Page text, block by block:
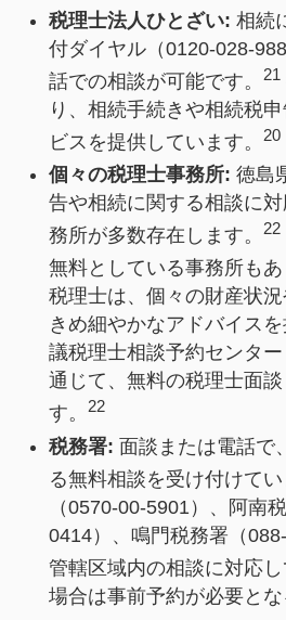
税理士法人ひとざい: 相続
付ダイヤル（0120-028-
話での相談が可能です。
21
り、相続手続きや相続税
ビスを提供しています。
20
個々の税理士事務所: 徳島
告や相続に関する相談に
務所が多数存在します。
22
無料としている事務所もあ
税理士は、個々の財産状
きめ細やかなアドバイス
議税理士相談予約センタ
通じて、無料の税理士面
す。
22
税務署: 面談または電話で
る無料相談を受け付けてい
（0570-00-5901）、阿南
0414）、鳴門税務署（
管轄区域内の相談に対応し
場合は事前予約が必要とな